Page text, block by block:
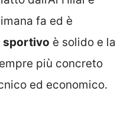
fa ed è
sportivo è solido e la
più concreto
ed economico.